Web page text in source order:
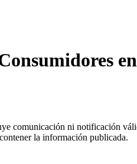
comunicación ni notificación
la información publicada.